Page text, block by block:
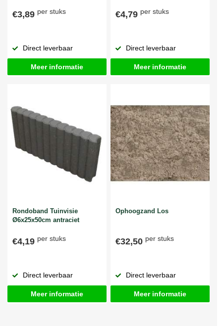
€3,89 per stuks
Direct leverbaar
Meer informatie
€4,79 per stuks
Direct leverbaar
Meer informatie
Rondoband Tuinvisie
Ø6x25x50cm antraciet
€4,19 per stuks
Direct leverbaar
Meer informatie
Ophoogzand Los
€32,50 per stuks
Direct leverbaar
Meer informatie